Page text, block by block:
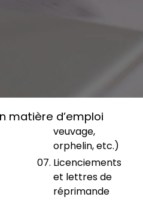
matière d’emploi
veuvage,
orphelin, etc.)
Licenciements
et lettres de
réprimande